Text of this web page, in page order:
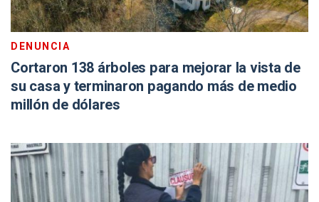
DENUNCIA
Cortaron 138 árboles para mejorar la vista de
su casa y terminaron pagando más de medio
millón de dólares